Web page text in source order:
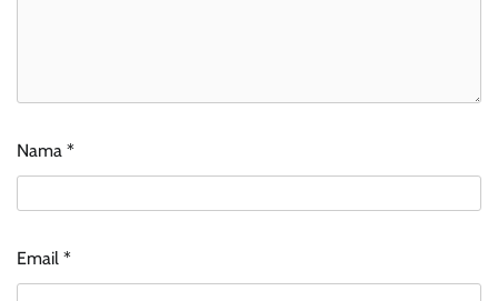
Nama *
Email *